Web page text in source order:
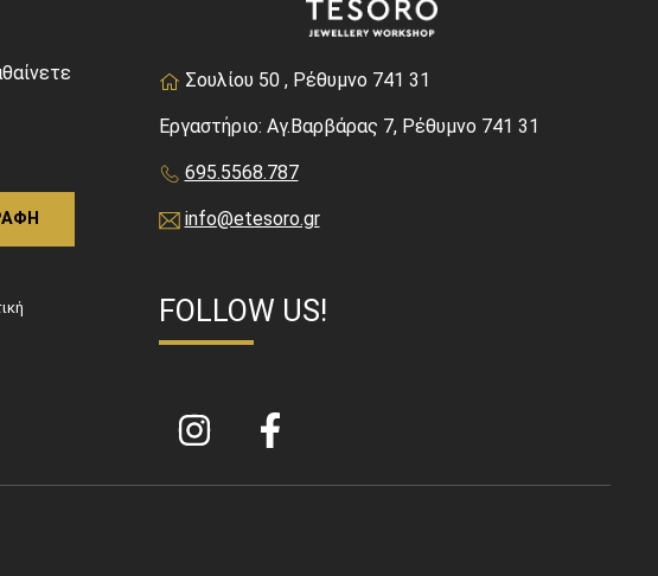
Σουλίου 50 , Ρέθυμνο 741 31
Εργαστήριο: Αγ.Βαρβάρας 7, Ρέθυμνο 741 31
695.5568.787
info@etesoro.gr
FOLLOW US!